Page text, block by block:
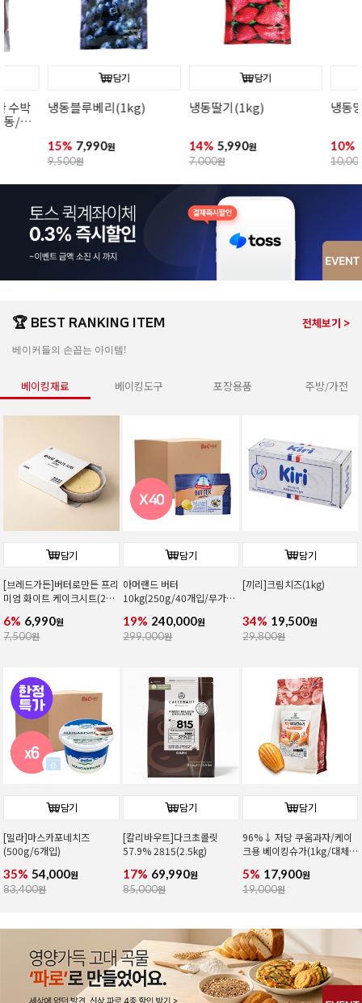
냉동블루베리(1kg)
7,990원
냉동딸기(1kg)
5,990원
냉동망고
8,990원
원
🏆 BEST RANKING ITEM 전체보기 >
베이커들의 손꼽는 아이템!
베이킹재료 베이킹도구 포장용품 주방/가전
담기
[브레드가든]버터로만든 프리
미엄 화이트 케이크시트(2호/
6% 6,990원
7,500원
담기
아머랜드 버터
10kg(250g/40개입/무가
19% 240,000원
299,000원
담기
[끼리]크림치즈(1kg)
34% 19,500원
29,800원
담기
[밀라]마스카포네치즈
(500g/6개입)
35% 54,000원
83,400원
담기
[칼리바우트]다크초콜릿
57.9% 2815(2.5kg)
17% 69,990원
85,000원
담기
96%↓ 저당 쿠움과자/케이
크용 베이킹슈가(1kg/대체
5% 17,900원
19,000원